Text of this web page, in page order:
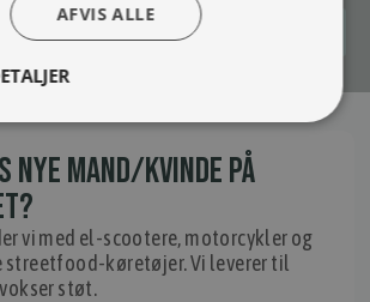
AFVIS ALLE
NYE MAND/KVINDE PÅ
vi med el-scootere, motorcykler og
streetfood-køretøjer. Vi leverer til
støt.